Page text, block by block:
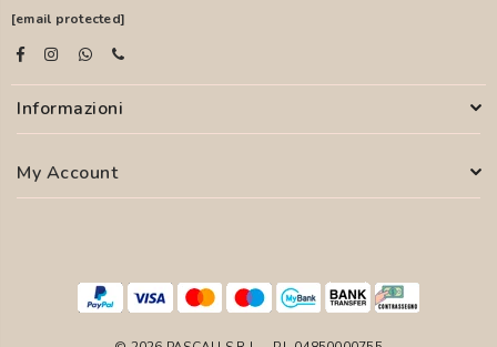
[email protected]
Informazioni
My Account